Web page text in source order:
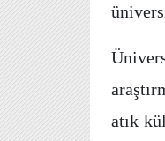
atık